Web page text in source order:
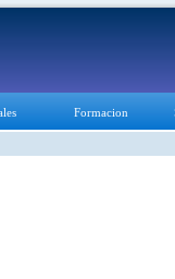
Formacion